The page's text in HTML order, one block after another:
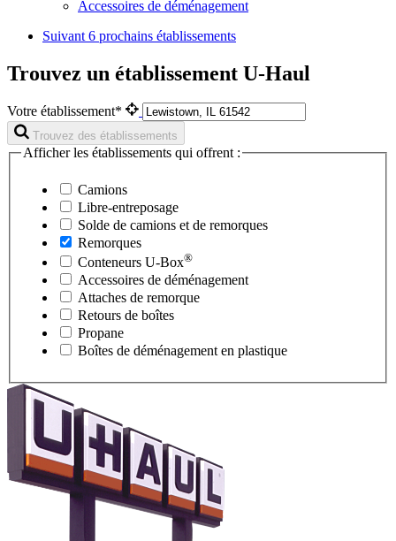
Accessoires de déménagement
Suivant 6 prochains établissements
Trouvez un établissement U-Haul
Votre établissement*
Trouvez des établissements
Afficher les établissements qui offrent :
Camions
Libre-entreposage
Solde de camions et de remorques
Remorques
Conteneurs U-Box®
Accessoires de déménagement
Attaches de remorque
Retours de boîtes
Propane
Boîtes de déménagement en plastique